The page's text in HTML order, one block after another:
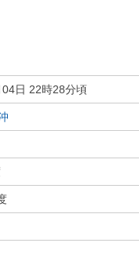
日 22時28分頃